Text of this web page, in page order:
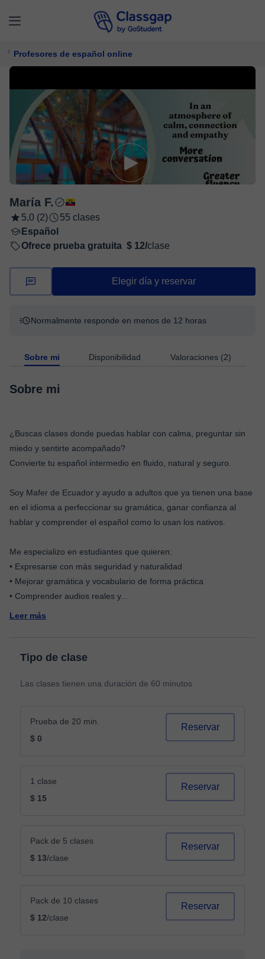
Profesores de español online
María F.
5,0 (2)
55 clases
Español
Ofrece prueba gratuita $ 12/clase
Elegir día y reservar
Normalmente responde en menos de 12 horas
Sobre mi Disponibilidad Valoraciones (2)
Sobre mi
¿Buscas clases donde puedas hablar con calma, preguntar sin
miedo y sentirte acompañado?
Convierte tu español intermedio en fluido, natural y seguro.
Soy Mafer de Ecuador y ayudo a adultos que ya tienen una base
en el idioma a perfeccionar su gramática, ganar confianza al
hablar y comprender el español como lo usan los nativos.
Me especializo en estudiantes que quieren:
• Expresarse con más seguridad y naturalidad
• Mejorar gramática y vocabulario de forma práctica
• Comprender audios reales y...
Leer más
Tipo de clase
Las clases tienen una duración de 60 minutos
Prueba de 20 min.
$ 0
Reservar
1 clase
$ 15
Reservar
Pack de 5 clases
$ 13/clase
Reservar
Pack de 10 clases
$ 12/clase
Reservar